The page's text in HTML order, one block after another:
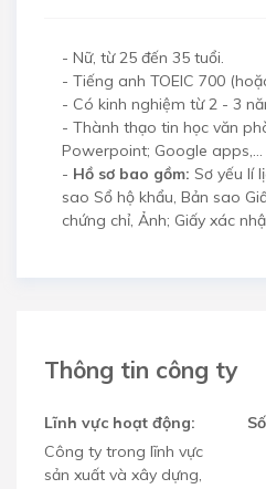
- Nữ, từ 25 đến 35 tuổi.
- Tiếng anh TOEIC 700
- Có kinh nghiệm từ 2 - 3
- Thành thạo tin học văn
Powerpoint; Google apps,…
- Hồ sơ bao gồm: Sơ yếu lí
sao Sổ hộ khẩu, Bản sao
chứng chỉ, Ảnh; Giấy xác
Thông tin công ty
Lĩnh vực hoạt động:
Công ty trong lĩnh vực
sản xuất và xây dựng,